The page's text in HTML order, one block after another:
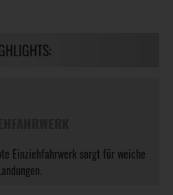
Einziehfahrwerk sorgt für weiche